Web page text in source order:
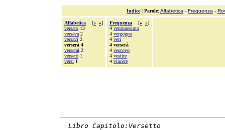
Indice| Parole: Alfabetica - Frequenza -
Alfabetica [« »]
versato 13
versava 2
versavi 2
verserà 4
verserai 2
verserò 1
versi 1
Frequenza [« »]
4 ventunesimo
4 vergogno
4 veri
4 verserà
4 vescovo
4 vestire
4 vincere
Libro Capitolo:Versetto